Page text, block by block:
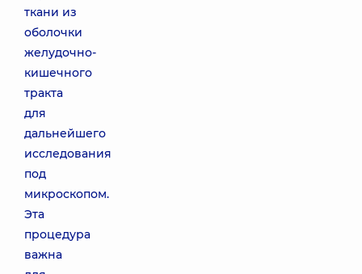
ткани из
оболочки
желудочно-
кишечного
тракта
для
дальнейшего
исследования
под
микроскопом.
Эта
процедура
важна